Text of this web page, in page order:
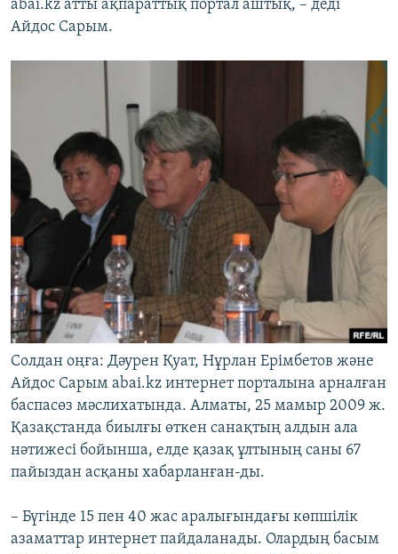
abai.kz атты ақпараттық портал аштық, – деді
Айдос Сарым.
Солдан оңға: Дәурен Қуат, Нұрлан Ерімбетов және
Айдос Сарым abai.kz интернет порталына арналған
баспасөз мәслихатында. Алматы, 25 мамыр 2009 ж.
Қазақстанда биылғы өткен санақтың алдын ала
нәтижесі бойынша, елде қазақ ұлтының саны 67
пайыздан асқаны хабарланған-ды.
– Бүгінде 15 пен 40 жас аралығындағы көпшілік
азаматтар интернет пайдаланады. Олардың басым